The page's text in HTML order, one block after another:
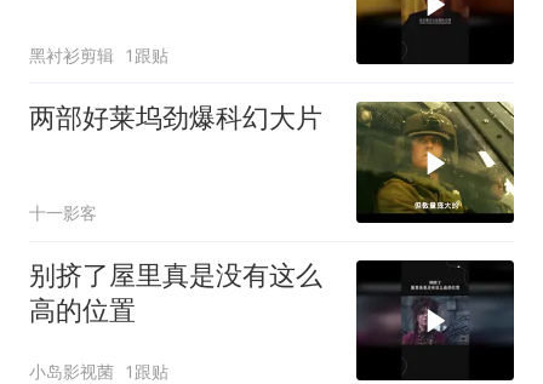
黑衬衫剪辑 1跟贴
两部好莱坞劲爆科幻大片
十一影客
别挤了屋里真是没有这么
高的位置
小岛影视菌 1跟贴